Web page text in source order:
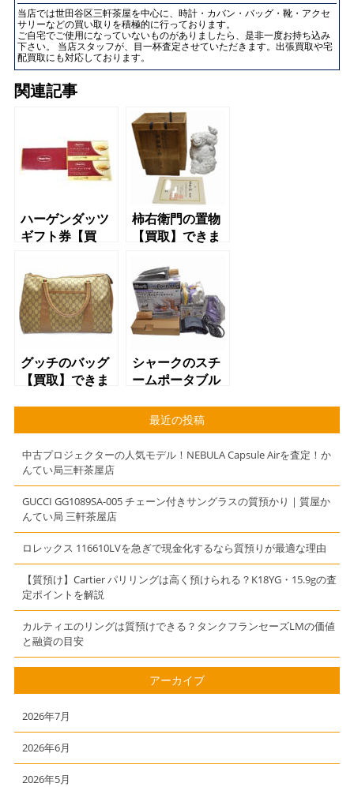
当店では世田谷区三軒茶屋を中心に、時計・カバン・バッグ・靴・アクセ
サリーなどの買い取りを積極的に行っております。
ご自宅でご使用になっていないものがありましたら、是非一度お持ち込み
下さい。 当店スタッフが、目一杯査定させていただきます。出張買取や宅
配買取にも対応しております。
関連記事
ハーゲンダッツ
ギフト券【買
【世田谷】【三
軒茶屋】【駒
沢】【上馬】
柿右衛門の置物
【買取】できま
【三軒茶屋】
【駒沢】【上
馬】
グッチのバッグ
【買取】できま
【駒沢】【上
馬】
シャークのスチ
ームポータブル
す【世田谷】
【三軒茶屋】
【駒沢】【上
最近の投稿
中古プロジェクターの人気モデル！NEBULA Capsule Airを査定！か
んてい局三軒茶屋店
GUCCI GG1089SA-005 チェーン付きサングラスの質預かり｜質屋か
んてい局 三軒茶屋店
ロレックス 116610LVを急ぎで現金化するなら質預りが最適な理由
【質預け】Cartier パリリングは高く預けられる？K18YG・15.9gの査
定ポイントを解説
カルティエのリングは質預けできる？タンクフランセーズLMの価値
と融資の目安
アーカイブ
2026年7月
2026年6月
2026年5月